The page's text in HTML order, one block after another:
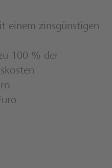
einem zinsgünstigen
100 % der